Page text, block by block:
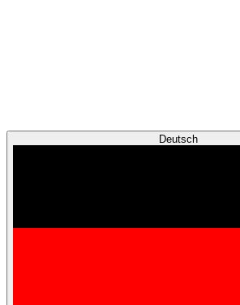
Deutsch